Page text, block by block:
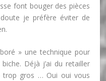
font bouger des pièces
je préfère éviter de
» une technique pour
Déjà j’ai du retailler
trop gros … Oui oui vous